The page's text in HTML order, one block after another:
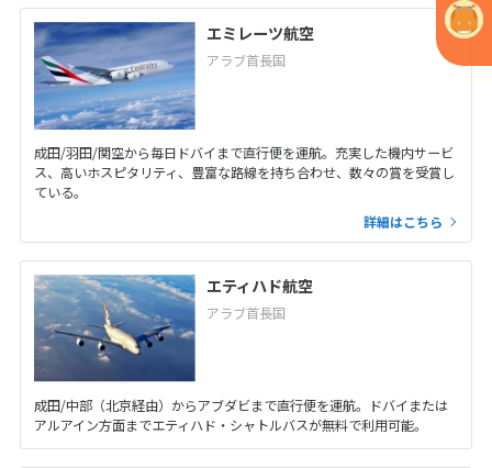
エミレーツ航空
アラブ首長国
成田/羽田/関空から毎日ドバイまで直行便を運航。充実した機内サービ
ス、高いホスピタリティ、豊富な路線を持ち合わせ、数々の賞を受賞し
ている。
詳細はこちら
エティハド航空
アラブ首長国
成田/中部（北京経由）からアブダビまで直行便を運航。ドバイまたは
アルアイン方面までエティハド・シャトルバスが無料で利用可能。